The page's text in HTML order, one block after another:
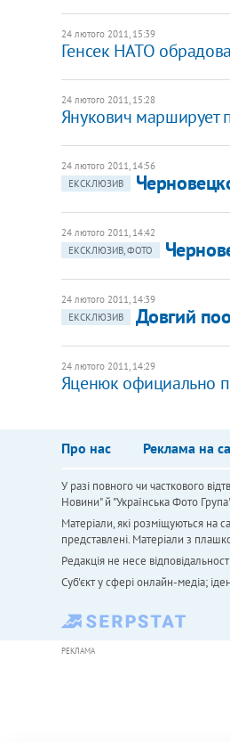
24 лютого 2011, 15:39
Генсек НАТО
24 лютого 2011, 15:28
Янукович марширует
24 лютого 2011, 14:56
ЕКСКЛЮЗИВ
24 лютого 2011, 14:42
ЕКСКЛЮЗИВ, ФОТО
24 лютого 2011, 14:39
ЕКСКЛЮЗИВ
Довгий
24 лютого 2011, 14:29
Яценюк официально
Про нас Реклама на
У разі повного чи часткового
Новини" й "Українська Фото
Матеріали, які розміщуються на
представлені. Матеріали з
Редакція не несе
Cуб'єкт у сфері онлайн-медіа;
РЕКЛАМА